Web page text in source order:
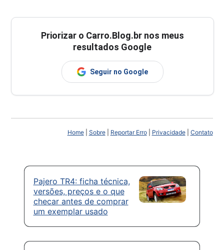
Priorizar o Carro.Blog.br nos meus
resultados Google
Seguir no Google
Home| Sobre| Reportar Erro| Privacidade| Contato
Pajero TR4: ficha técnica,
versões, preços e o que
checar antes de comprar
um exemplar usado